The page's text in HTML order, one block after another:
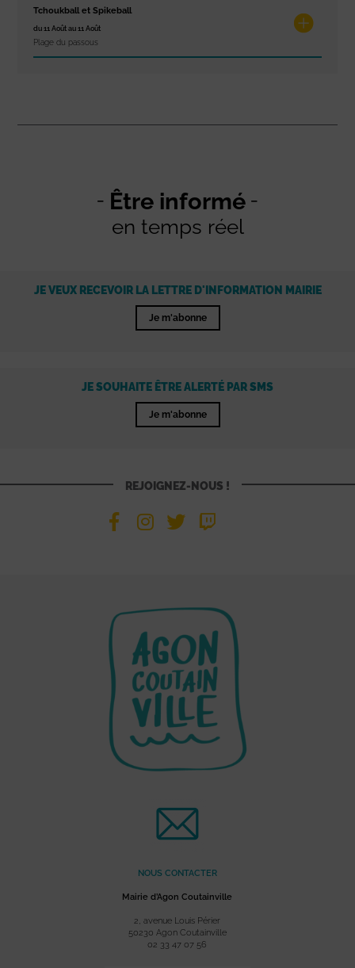
Tchoukball et Spikeball
du 11 Août au 11 Août
Plage du passous
Être informé
en temps réel
JE VEUX RECEVOIR LA LETTRE D'INFORMATION MAIRIE
Je m'abonne
JE SOUHAITE ÊTRE ALERTÉ PAR SMS
Je m'abonne
REJOIGNEZ-NOUS !
NOUS CONTACTER
Mairie d’Agon Coutainville
2, avenue Louis Périer
50230 Agon Coutainville
02 33 47 07 56